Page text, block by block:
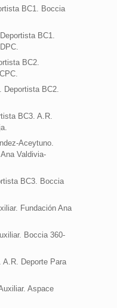
BC1. Boccia
BC1.
BC2.
Deportista BC2.
BC3. A.R.
Aceytuno.
Valdivia-
BC3. Boccia
Fundación Ana
Boccia 360-
A.R. Deporte Para
Aspace